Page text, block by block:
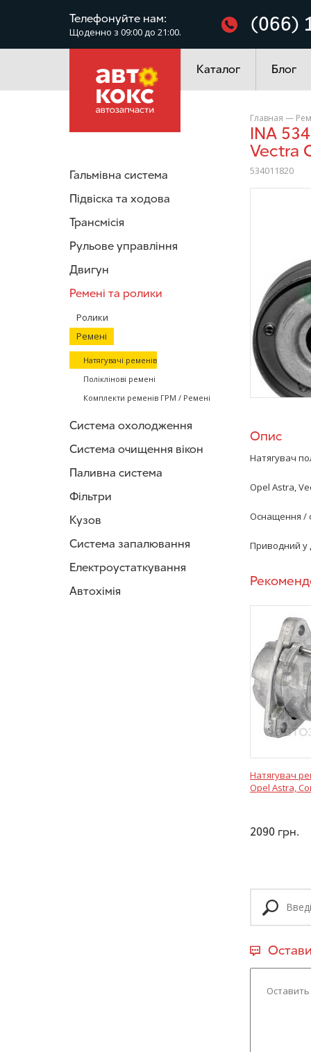
Телефонуйте нам:
Щоденно з 09:00 до 21:00. (066)
Каталог
Електроустаткування
Блог
Гальмівна система
Підвіска та ходова
Трансмісія
Рульове управління
Двигун
Ремені та ролики
Ролики
Ремені
Натягувачі ременів
Поліклінові ремені
Комплекти ременів ГРМ / Ремені
Система охолодження
Система очищення вікон
Паливна система
Фільтри
Кузов
Система запалювання
Електроустаткування
Автохімія
Главная —
INA 534011820 Натягувач поліклинового ременя Opel Astra
Vectra
534011820
Опис
Натягувач
Opel Astra,
Оснащення /
Приводний у
Натягувач
Opel Astra,
2090 грн.